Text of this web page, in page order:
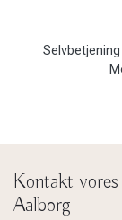
Kontakt
Aalborg